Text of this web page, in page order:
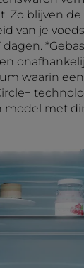
Zo blijven de
van je
waarin
model met